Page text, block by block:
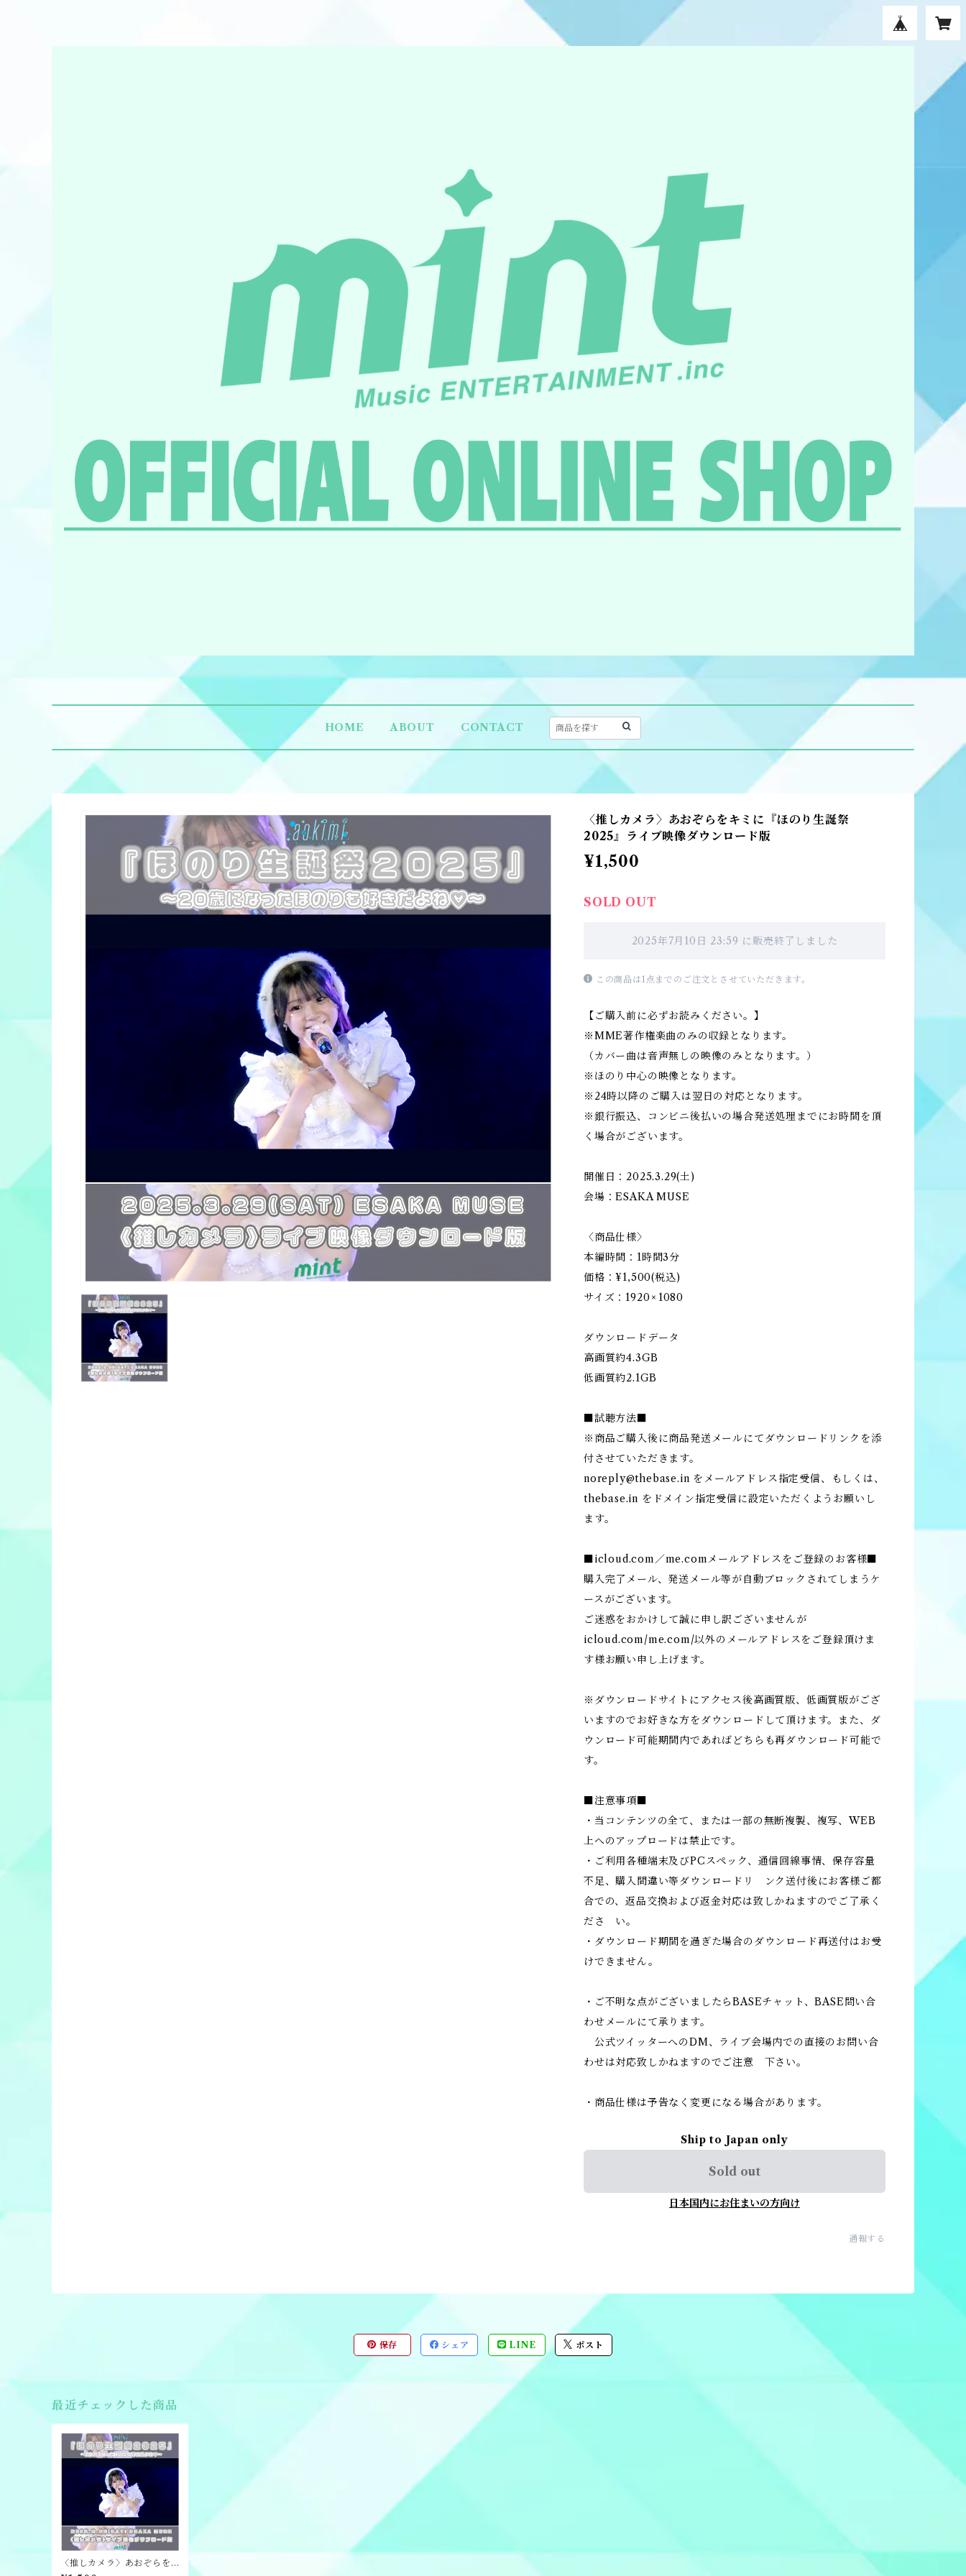
HOME ABOUT CONTACT
〈推しカメラ〉あおぞらをキミに『ほのり生誕祭
2025』ライブ映像ダウンロード版
¥1,500
SOLD OUT
2025年7月10日 23:59 に販売終了しました
この商品は1点までのご注文とさせていただきます。
【ご購入前に必ずお読みください。】
※MME著作権楽曲のみの収録となります。
（カバー曲は音声無しの映像のみとなります。）
※ほのり中心の映像となります。
※24時以降のご購入は翌日の対応となります。
※銀行振込、コンビニ後払いの場合発送処理までにお時間を頂
く場合がございます。
開催日：2025.3.29(土)
会場：ESAKA MUSE
〈商品仕様〉
本編時間：1時間3分
価格：¥1,500(税込)
サイズ：1920 × 1080
ダウンロードデータ
高画質約4.3GB
低画質約2.1GB
■試聴方法■
※商品ご購入後に商品発送メールにてダウンロードリンクを添
付させていただきます。
noreply@thebase.in をメールアドレス指定受信、もしくは、
thebase.in をドメイン指定受信に設定いただくようお願いし
ます。
■icloud.com／me.comメールアドレスをご登録のお客様■
購入完了メール、発送メール等が自動ブロックされてしまうケ
ースがございます。
ご迷惑をおかけして誠に申し訳ございませんが
icloud.com/me.com/以外のメールアドレスをご登録頂けま
す様お願い申し上げます。
※ダウンロードサイトにアクセス後高画質版、低画質版がござ
いますのでお好きな方をダウンロードして頂けます。また、ダ
ウンロード可能期間内であればどちらも再ダウンロード可能で
す。
■注意事項■
・当コンテンツの全て、または一部の無断複製、複写、WEB
上へのアップロードは禁止です。
・ご利用各種端末及びPCスペック、通信回線事情、保存容量
不足、購入間違い等ダウンロードリ ンク送付後にお客様ご都
合での、返品交換および返金対応は致しかねますのでご了承く
ださ い。
・ダウンロード期間を過ぎた場合のダウンロード再送付はお受
けできません。
・ご不明な点がございましたらBASEチャット、BASE問い合
わせメールにて承ります。
公式ツイッターへのDM、ライブ会場内での直接のお問い合
わせは対応致しかねますのでご注意 下さい。
・商品仕様は予告なく変更になる場合があります。
Ship to Japan only
Sold out
日本国内にお住まいの方向け
通報する
保存 シェア LINE ポスト
最近チェックした商品
〈推しカメラ〉あおぞらを
キミに『ほのり生誕祭202